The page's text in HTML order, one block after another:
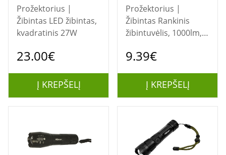
Prožektorius |
Žibintas LED žibintas,
kvadratinis 27W
23.00€
Į KREPŠELĮ
Prožektorius |
Žibintas Rankinis
žibintuvėlis, 1000lm,
9.39€
Į KREPŠELĮ